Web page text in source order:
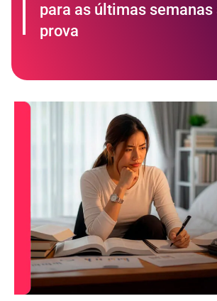
para as últimas semanas
prova